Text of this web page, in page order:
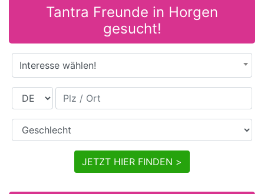
Tantra Freunde in Horgen
gesucht!
Interesse wählen!
Land Plz / Ort
Geschlecht
JETZT HIER FINDEN >